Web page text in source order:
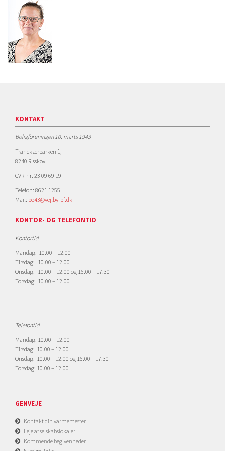
KONTAKT
Boligforeningen 10. marts 1943
Tranekærparken 1,
8240 Risskov
CVR-nr. 23 09 69 19
Telefon: 8621 1255
Mail: bo43@vejlby-bf.dk
KONTOR- OG TELEFONTID
Kontortid
Mandag: 10.00 – 12.00
Tirsdag: 10.00 – 12.00
Onsdag: 10.00 – 12.00 og 16.00 – 17.30
Torsdag: 10.00 – 12.00
Telefontid
Mandag: 10.00 – 12.00
Tirsdag: 10.00 – 12.00
Onsdag: 10.00 – 12.00 og 16.00 – 17.30
Torsdag: 10.00 – 12.00
GENVEJE
Kontakt din varmemester
Leje af selskabslokaler
Kommende begivenheder